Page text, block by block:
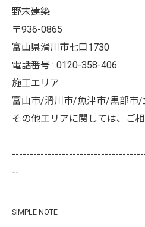
野末建築
〒936-0865
富山県滑川市七口1730
電話番号 : 0120-358-406
施工エリア
富山市/滑川市/魚津市/黒部市
その他エリアに関しては、ご
--
SIMPLE NOTE